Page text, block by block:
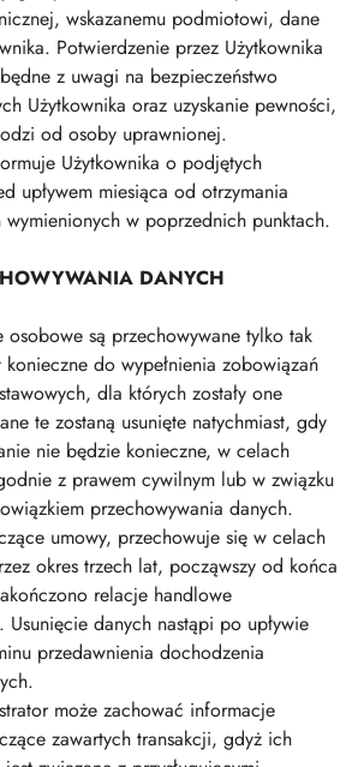
wskazanemu podmiotowi, dane
Potwierdzenie przez Użytkownika
z uwagi na bezpieczeństwo
Użytkownika oraz uzyskanie pewności,
od osoby uprawnionej.
Użytkownika o podjętych
upływem miesiąca od otrzymania
w poprzednich punktach.
DANYCH
osobowe są przechowywane tylko tak
do wypełnienia zobowiązań
dla których zostały one
te zostaną usunięte natychmiast, gdy
nie będzie konieczne, w celach
z prawem cywilnym lub w związku
przechowywania danych.
umowy, przechowuje się w celach
okres trzech lat, począwszy od końca
relacje handlowe
Usunięcie danych nastąpi po upływie
przedawnienia dochodzenia
może zachować informacje
zawartych transakcji, gdyż ich